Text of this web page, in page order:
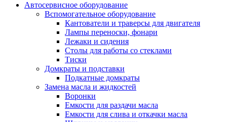
Автосервисное оборудование
Вспомогательное оборудование
Кантователи и траверсы для двигателя
Лампы переноски, фонари
Лежаки и сидения
Столы для работы со стеклами
Тиски
Домкраты и подставки
Подкатные домкраты
Замена масла и жидкостей
Воронки
Емкости для раздачи масла
Емкости для слива и откачки масла